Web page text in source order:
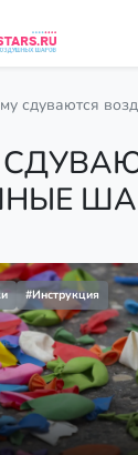
сдуваются
#Инструкция